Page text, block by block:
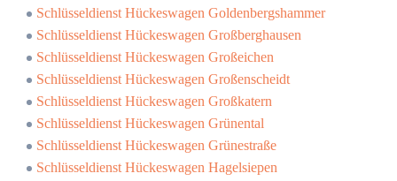
Schlüsseldienst Hückeswagen Goldenbergshammer
Schlüsseldienst Hückeswagen Großberghausen
Schlüsseldienst Hückeswagen Großeichen
Schlüsseldienst Hückeswagen Großenscheidt
Schlüsseldienst Hückeswagen Großkatern
Schlüsseldienst Hückeswagen Grünental
Schlüsseldienst Hückeswagen Grünestraße
Schlüsseldienst Hückeswagen Hagelsiepen